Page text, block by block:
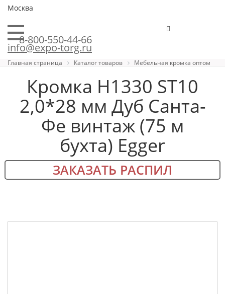
Москва
8-800-550-44-66
info@expo-torg.ru
Главная страница Каталог товаров Мебельная кромка оптом
Кромка H1330 ST10
2,0*28 мм Дуб Санта-
Фе винтаж (75 м
бухта) Egger
ЗАКАЗАТЬ РАСПИЛ